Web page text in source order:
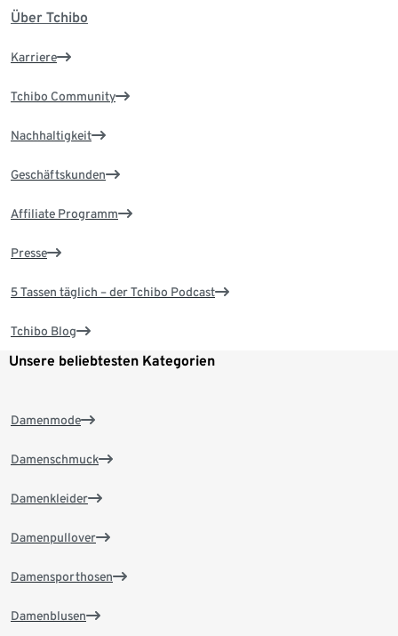
Über Tchibo
Karriere
Tchibo Community
Nachhaltigkeit
Geschäftskunden
Affiliate Programm
Presse
5 Tassen täglich – der Tchibo Podcast
Tchibo Blog
Unsere beliebtesten Kategorien
Damenmode
Damenschmuck
Damenkleider
Damenpullover
Damensporthosen
Damenblusen